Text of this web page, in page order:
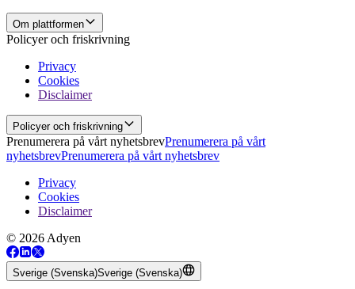
Om plattformen
Policyer och friskrivning
Privacy
Cookies
Disclaimer
Policyer och friskrivning
Prenumerera på vårt nyhetsbrevPrenumerera på vårt
nyhetsbrevPrenumerera på vårt nyhetsbrev
Privacy
Cookies
Disclaimer
© 2026 Adyen
Sverige (Svenska)Sverige (Svenska)